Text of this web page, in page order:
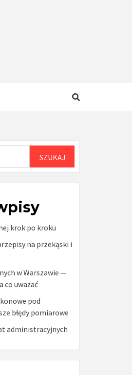
krok po kroku
na przekąski i
w Warszawie —
co uważać
pod
błędy pomiarowe
administracyjnych